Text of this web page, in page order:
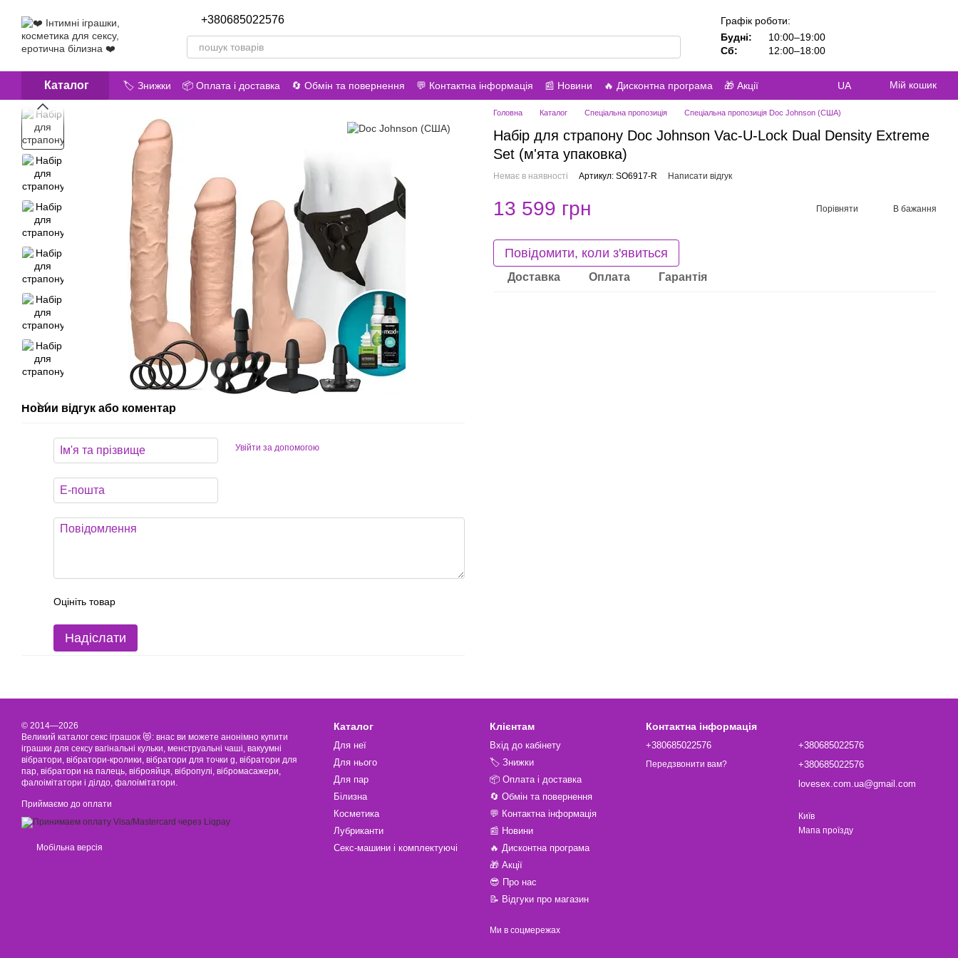
+380685022576
Графік роботи:
Будні:
10:00–19:00
Сб:
12:00–18:00
Каталог 🏷️ Знижки 📦 Оплата і доставка 🔄 Обмін та повернення 💬 Контактна інформація 📰 Новини 🔥 Дисконтна програма
🎁 Акції
😎 Про нас
📝 Відгуки про магазин
UA Мій кошик
Новий відгук або коментар
Увійти за допомогою
Оцініть товар
Надіслати
Головна Каталог Спеціальна пропозиція Спеціальна пропозиція Doc Johnson (США)
Набір для страпону Doc Johnson Vac-U-Lock Dual Density Extreme
Set (м'ята упаковка)
Немає в наявності Артикул: SO6917-R Написати відгук
13 599 грн Порівняти В бажання
Повідомити, коли з'явиться
Доставка Оплата Гарантія
© 2014—2026
Великий каталог секс іграшок 😻: внас ви можете анонімно купити
іграшки для сексу вагінальні кульки, менструальні чаші, вакуумні
вібратори, вібратори-кролики, вібратори для точки g, вібратори для
пар, вібратори на палець, віброяйця, вібропулі, вібромасажери,
фалоімітатори і ділдо, фалоімітатори.
Приймаємо до оплати
Мобільна версія
Каталог
Для неї
Для нього
Для пар
Білизна
Косметика
Лубриканти
Секс-машини і комплектуючі
Клієнтам
Вхід до кабінету
🏷️ Знижки
📦 Оплата і доставка
🔄 Обмін та повернення
💬 Контактна інформація
📰 Новини
🔥 Дисконтна програма
🎁 Акції
😎 Про нас
📝 Відгуки про магазин
Ми в соцмережах
Контактна інформація
+380685022576
Передзвонити вам?
+380685022576
+380685022576
lovesex.com.ua@gmail.com
Київ
Мапа проїзду